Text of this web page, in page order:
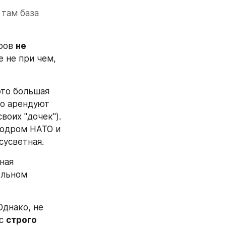
база
не
не при чем,
большая
арендуют
"дочек").
НАТО и
не
строго